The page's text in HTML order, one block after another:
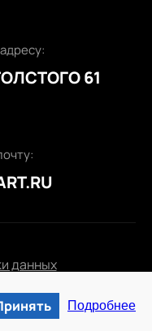
61
данных
Подробнее